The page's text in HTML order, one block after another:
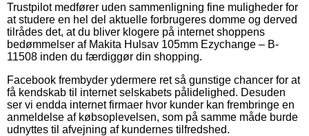
Trustpilot medfører uden sammenligning fine muligheder for
at studere en hel del aktuelle forbrugeres domme og derved
tilrådes det, at du bliver klogere på internet shoppens
bedømmelser af Makita Hulsav 105mm Ezychange – B-
11508 inden du færdiggør din shopping.
Facebook frembyder ydermere ret så gunstige chancer for at
få kendskab til internet selskabets pålidelighed. Desuden
ser vi endda internet firmaer hvor kunder kan frembringe en
anmeldelse af købsoplevelsen, som på samme måde burde
udnyttes til afvejning af kundernes tilfredshed.